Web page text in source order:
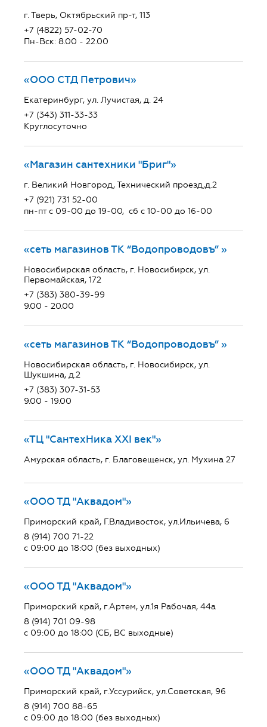
г. Тверь, Октябрьский пр-т, 113
+7 (4822) 57-02-70
Пн-Вск: 8.00 - 22.00
«ООО СТД Петрович»
Екатеринбург, ул. Лучистая, д. 24
+7 (343) 311-33-33
Круглосуточно
«Магазин сантехники "Бриг"»
г. Великий Новгород, Технический проезд,д.2
+7 (921) 731 52-00
пн-пт с 09-00 до 19-00, сб с 10-00 до 16-00
«сеть магазинов ТК “Водопроводовъ” »
Новосибирская область, г. Новосибирск, ул.
Первомайская, 172
+7 (383) 380-39-99
9.00 - 20.00
«сеть магазинов ТК “Водопроводовъ” »
Новосибирская область, г. Новосибирск, ул.
Шукшина, д.2
+7 (383) 307-31-53
9.00 - 19.00
«ТЦ "СантехНика ХХI век"»
Амурская область, г. Благовещенск, ул. Мухина 27
«ООО ТД "Аквадом"»
Приморский край, Г.Владивосток, ул.Ильичева, 6
8 (914) 700 71-22
с 09:00 до 18:00 (без выходных)
«ООО ТД "Аквадом"»
Приморский край, г.Артем, ул.1я Рабочая, 44а
8 (914) 701 09-98
с 09:00 до 18:00 (СБ, ВС выходные)
«ООО ТД "Аквадом"»
Приморский край, г.Уссурийск, ул.Советская, 96
8 (914) 700 88-65
с 09:00 до 18:00 (без выходных)